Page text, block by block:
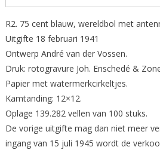
R2. 75 cent blauw, wereldbol met
Uitgifte 18 februari 1941
Ontwerp André van der Vossen.
Druk: rotogravure Joh. Enschedé &
Papier met watermerkcirkeltjes.
Kamtanding: 12×12.
Oplage 139.282 vellen van 100 stuks.
De vorige uitgifte mag dan niet meer
ingang van 15 juli 1945 wordt de